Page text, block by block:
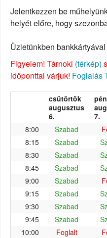
Jelentkezzen be
helyét előre, hogy
Üzletünkben
Figyelem! Tárnoki (térkép)
időponttal várjuk! Foglalás
csütörtök
augusztus
6.
7.
8:00
Szabad
8:15
Szabad
8:30
Szabad
8:45
Szabad
9:00
Szabad
9:15
Szabad
9:30
Szabad
9:45
Szabad
10:00
Foglalt